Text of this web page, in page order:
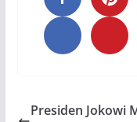
Presiden Jokowi